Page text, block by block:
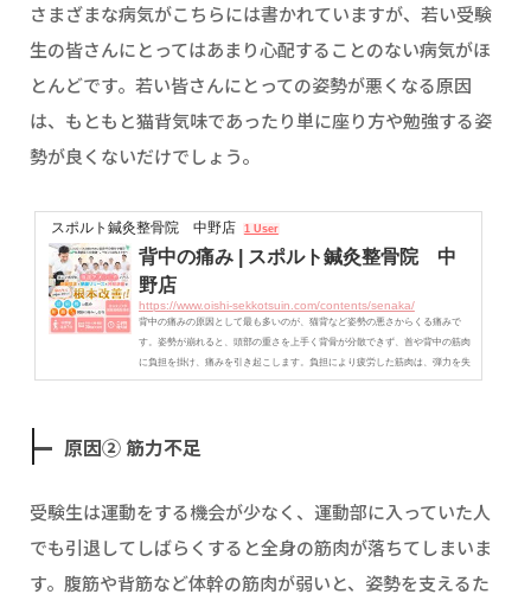
さまざまな病気がこちらには書かれていますが、若い受験
生の皆さんにとってはあまり心配することのない病気がほ
とんどです。若い皆さんにとっての姿勢が悪くなる原因
は、もともと猫背気味であったり単に座り方や勉強する姿
勢が良くないだけでしょう。
スポルト鍼灸整骨院 中野店 1 User
背中の痛み | スポルト鍼灸整骨院 中
野店
https://www.oishi-sekkotsuin.com/contents/senaka/
背中の痛みの原因として最も多いのが、猫背など姿勢の悪さからくる痛みで
す。姿勢が崩れると、頭部の重さを上手く背骨が分散できず、首や背中の筋肉
に負担を掛け、痛みを引き起こします。負担により疲労した筋肉は、弾力を失
い硬化するため血管やリンパ管を圧迫し、血行障害を起こします。スポルト鍼
原因② 筋力不足
受験生は運動をする機会が少なく、運動部に入っていた人
でも引退してしばらくすると全身の筋肉が落ちてしまいま
す。腹筋や背筋など体幹の筋肉が弱いと、姿勢を支えるた